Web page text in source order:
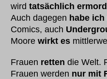
wirdtatsächlich
Auch dagegen habe
Comics, auch
Moorewirkt es
Frauen retten die Welt.
Frauen werden nur mit